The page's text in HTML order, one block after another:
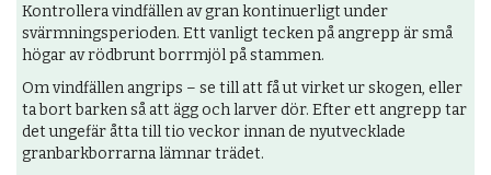
Kontrollera vindfällen av gran kontinuerligt under
svärmningsperioden. Ett vanligt tecken på angrepp är små
högar av rödbrunt borrmjöl på stammen.
Om vindfällen angrips – se till att få ut virket ur skogen, eller
ta bort barken så att ägg och larver dör. Efter ett angrepp tar
det ungefär åtta till tio veckor innan de nyutvecklade
granbarkborrarna lämnar trädet.